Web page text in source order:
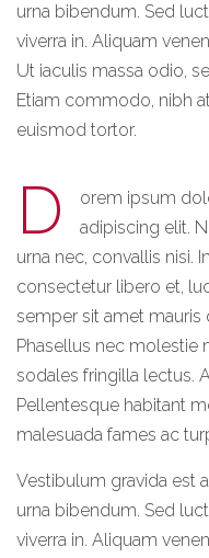
urna bibendum. Sed
viverra in. Aliquam
Ut iaculis massa odio,
Etiam commodo, nibh
euismod tortor.
D
orem ipsum
adipiscing elit.
urna nec, convallis nisi.
consectetur libero et,
semper sit amet mauris
Phasellus nec molestie
sodales fringilla lectus.
Pellentesque habitant
malesuada fames ac
Vestibulum gravida est
urna bibendum. Sed
viverra in. Aliquam